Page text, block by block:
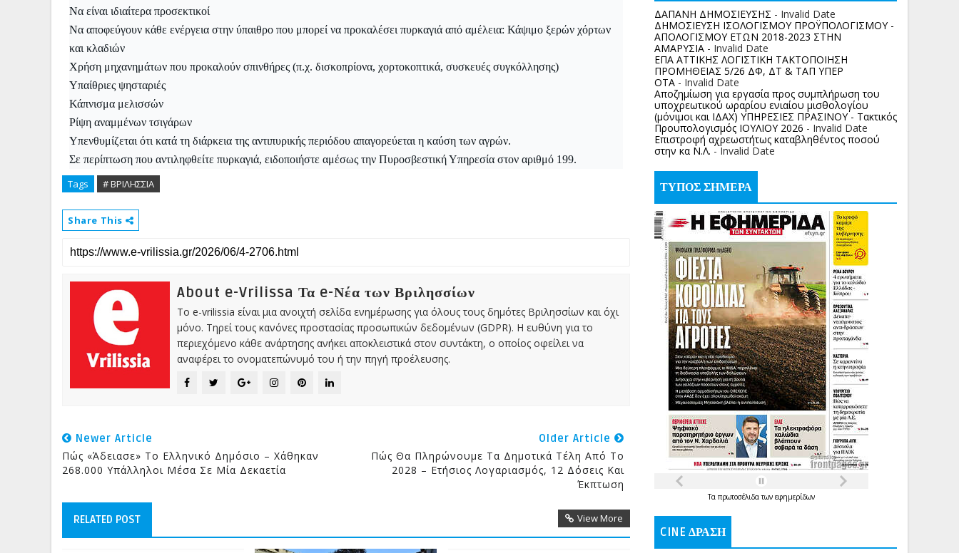
Να είναι ιδιαίτερα προσεκτικοί
Να αποφεύγουν κάθε ενέργεια στην ύπαιθρο που μπορεί να προκαλέσει πυρκαγιά από αμέλεια: Κάψιμο ξερών χόρτων
και κλαδιών
Χρήση μηχανημάτων που προκαλούν σπινθήρες (π.χ. δισκοπρίονα, χορτοκοπτικά, συσκευές συγκόλλησης)
Υπαίθριες ψησταριές
Κάπνισμα μελισσών
Ρίψη αναμμένων τσιγάρων
Υπενθυμίζεται ότι κατά τη διάρκεια της αντιπυρικής περιόδου απαγορεύεται η καύση των αγρών.
Σε περίπτωση που αντιληφθείτε πυρκαγιά, ειδοποιήστε αμέσως την Πυροσβεστική Υπηρεσία στον αριθμό 199.
Tags # ΒΡΙΛΗΣΣΙΑ
Share This
About e-Vrilissa Τα e-Νέα των Βριλησσίων
Το e-vrilissia είναι μια ανοιχτή σελίδα ενημέρωσης για όλους τους δημότες Βριλησσίων και όχι
μόνο. Τηρεί τους κανόνες προστασίας προσωπικών δεδομένων (GDPR). Η ευθύνη για το
περιεχόμενο κάθε ανάρτησης ανήκει αποκλειστικά στον συντάκτη, ο οποίος οφείλει να
αναφέρει το ονοματεπώνυμό του ή την πηγή προέλευσης.
Newer Article
Πώς «άδειασε» Το Ελληνικό Δημόσιο – Χάθηκαν
268.000 Υπάλληλοι Μέσα Σε Μία Δεκαετία
Older Article
Πώς Θα Πληρώνουμε Τα Δημοτικά Τέλη Από Το
2028 – Ετήσιος Λογαριασμός, 12 Δόσεις Και
Έκπτωση
RELATED POST View More
ΔΑΠΑΝΗ ΔΗΜΟΣΙΕΥΣΗΣ - Invalid Date
ΔΗΜΟΣΙΕΥΣΗ ΙΣΟΛΟΓΙΣΜΟΥ ΠΡΟΫΠΟΛΟΓΙΣΜΟΥ -
ΑΠΟΛΟΓΙΣΜΟΥ ΕΤΩΝ 2018-2023 ΣΤΗΝ
ΑΜΑΡΥΣΙΑ - Invalid Date
ΕΠΑ ΑΤΤΙΚΗΣ ΛΟΓΙΣΤΙΚΗ ΤΑΚΤΟΠΟΙΗΣΗ
ΠΡΟΜΗΘΕΙΑΣ 5/26 ΔΦ, ΔΤ & ΤΑΠ ΥΠΕΡ
ΟΤΑ - Invalid Date
Αποζημίωση για εργασία προς συμπλήρωση του
υποχρεωτικού ωραρίου ενιαίου μισθολογίου
(μόνιμοι και ΙΔΑΧ) ΥΠΗΡΕΣΙΕΣ ΠΡΑΣΙΝΟΥ - Τακτικός
Προυπολογισμός ΙΟΥΛΙΟΥ 2026 - Invalid Date
Επιστροφή αχρεωστήτως καταβληθέντος ποσoύ
στην κα Ν.Λ. - Invalid Date
ΤΥΠΟΣ ΣΗΜΕΡΑ
Τα πρωτοσέλιδατων εφημερίδων
CINE ΔΡΑΣΗ